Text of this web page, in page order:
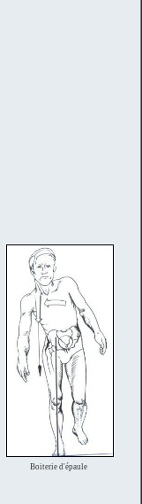
Boiterie d'épaule